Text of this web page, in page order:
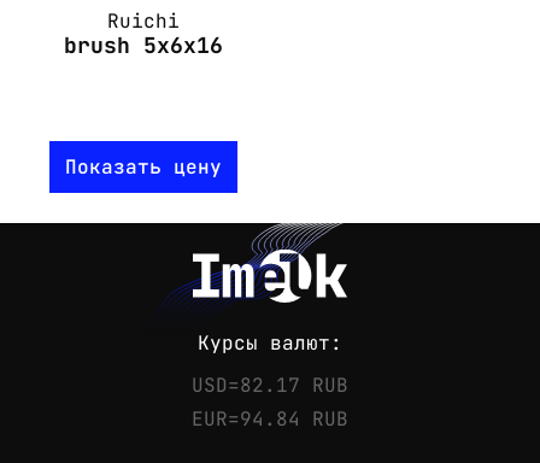
Ruichi
brush 5x6x16
Показать цену
Курсы валют:
USD=82.17 RUB
EUR=94.84 RUB